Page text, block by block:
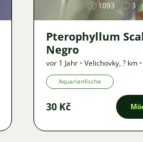
1093 3
Pterophyllum
Negro
vor 1 Jahr • Velichovky,? km •
Aquarienfische
30 Kč